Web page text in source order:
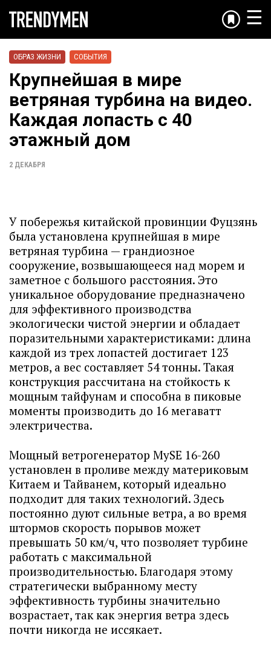
☰
ОБРАЗ ЖИЗНИ СОБЫТИЯ
Крупнейшая в мире
ветряная турбина на видео.
Каждая лопасть с 40
этажный дом
2 ДЕКАБРЯ
У побережья китайской провинции Фуцзянь
была установлена крупнейшая в мире
ветряная турбина — грандиозное
сооружение, возвышающееся над морем и
заметное с большого расстояния. Это
уникальное оборудование предназначено
для эффективного производства
экологически чистой энергии и обладает
поразительными характеристиками: длина
каждой из трех лопастей достигает 123
метров, а вес составляет 54 тонны. Такая
конструкция рассчитана на стойкость к
мощным тайфунам и способна в пиковые
моменты производить до 16 мегаватт
электричества.
Мощный ветрогенератор MySE 16-260
установлен в проливе между материковым
Китаем и Тайванем, который идеально
подходит для таких технологий. Здесь
постоянно дуют сильные ветра, а во время
штормов скорость порывов может
превышать 50 км/ч, что позволяет турбине
работать с максимальной
производительностью. Благодаря этому
стратегически выбранному месту
эффективность турбины значительно
возрастает, так как энергия ветра здесь
почти никогда не иссякает.